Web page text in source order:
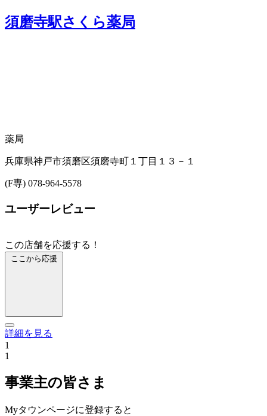
須磨寺駅さくら薬局
薬局
兵庫県神戸市須磨区須磨寺町１丁目１３－１
(F専) 078-964-5578
ユーザーレビュー
この店舗を応援する！
ここから応援
詳細を見る
1
1
事業主の皆さま
Myタウンページに登録すると